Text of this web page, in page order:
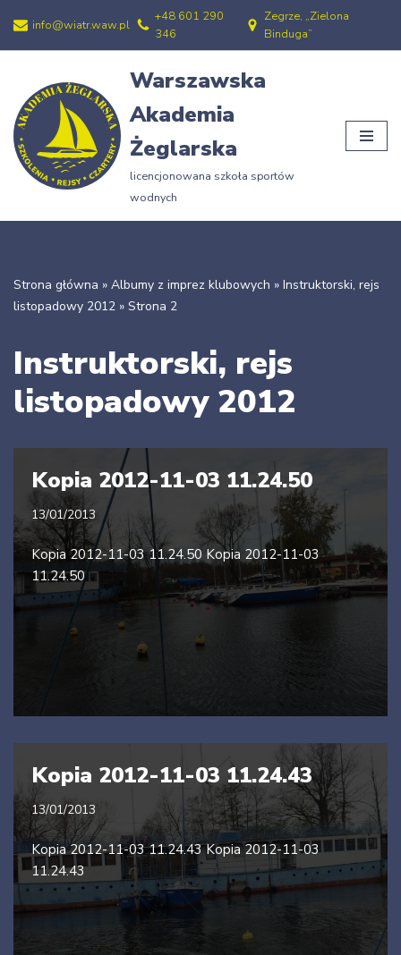
Przejdź
treści
info@wiatr.waw.pl
+48 601 290
346
Zegrze, „Zielona
Binduga”
Warszawska
Akademia
Żeglarska
licencjonowana szkoła sportów
wodnych
Strona główna » Albumy z imprez klubowych » Instruktorski, rejs
listopadowy 2012 » Strona 2
Instruktorski, rejs
listopadowy 2012
Kopia 2012-11-03 11.24.50
13/01/2013
Kopia 2012-11-03 11.24.50 Kopia 2012-11-03
11.24.50
Kopia 2012-11-03 11.24.43
13/01/2013
Kopia 2012-11-03 11.24.43 Kopia 2012-11-03
11.24.43